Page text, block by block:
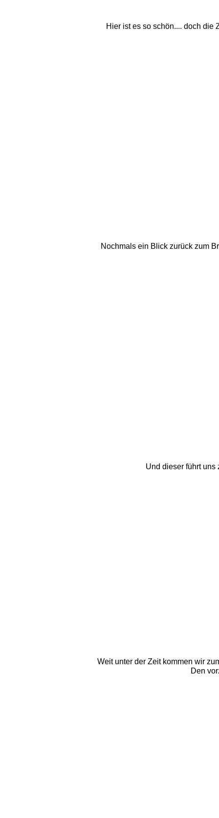
Hier ist es so schön.... doch die
Nochmals ein Blick zurück zum
Und dieser führt
Weit unter der Zeit kommen wir
Den